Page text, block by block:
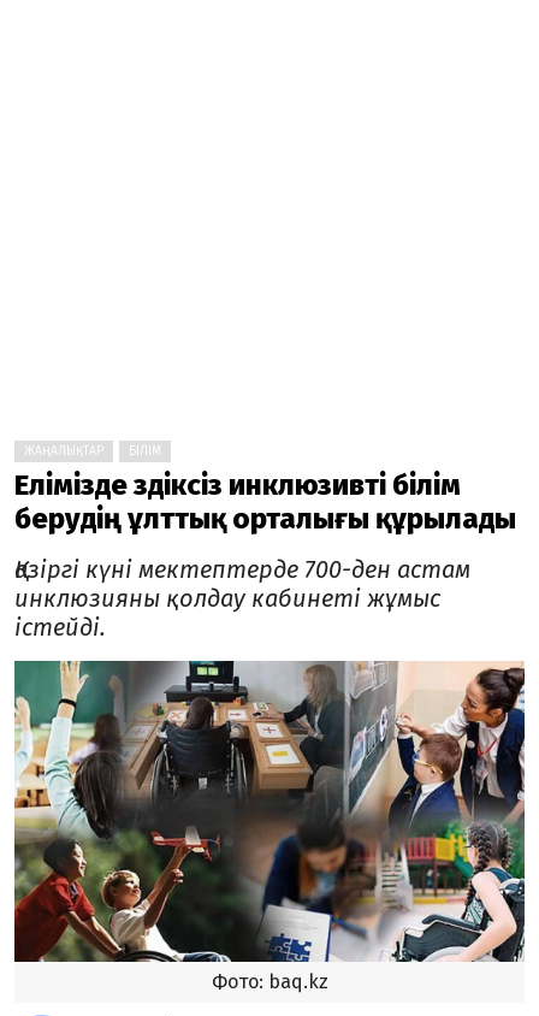
ЖАҢАЛЫҚТАР БІЛІМ
Елімізде үздіксіз инклюзивті білім
берудің ұлттық орталығы құрылады
Қазіргі күні мектептерде 700-ден астам
инклюзияны қолдау кабинеті жұмыс
істейді.
Фото: baq.kz